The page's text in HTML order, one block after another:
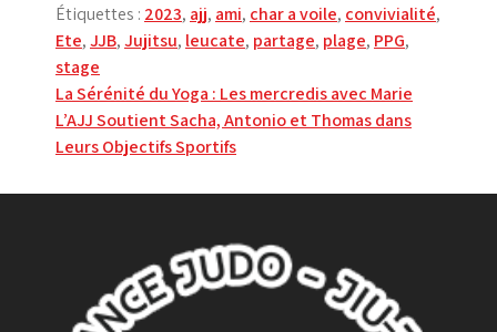
Étiquettes : 2023, ajj, ami, char a voile, convivialité,
Ete,JJB,Jujitsu, leucate, partage, plage, PPG,
stage
Navigation
de
l’article
La Sérénité du Yoga : Les mercredis avec Marie
L’AJJ Soutient Sacha, Antonio et Thomas dans
Leurs Objectifs Sportifs